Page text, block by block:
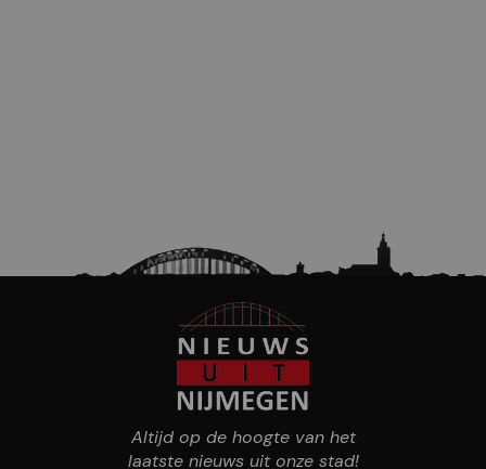
Altijd op de hoogte van het
laatste nieuws uit onze stad!